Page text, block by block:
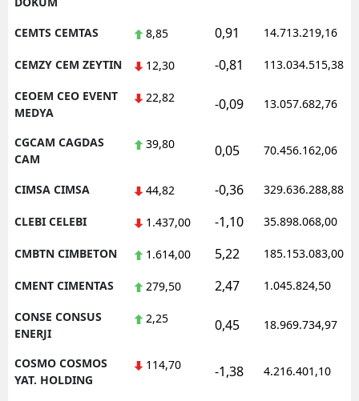
CEMTS CEMTAS 8,85 0,91 14.713.219,16
CEMZY CEM ZEYTIN 12,30 -0,81 113.034.515,38
CEOEM CEO EVENT
MEDYA
22,82 -0,09 13.057.682,76
CGCAM CAGDAS
CAM
39,80 0,05 70.456.162,06
CIMSA CIMSA 44,82 -0,36 329.636.288,88
CLEBI CELEBI 1.437,00 -1,10 35.898.068,00
CMBTN CIMBETON 1.614,00 5,22 185.153.083,00
CMENT CIMENTAS 279,50 2,47 1.045.824,50
CONSE CONSUS
ENERJI
2,25 0,45 18.969.734,97
COSMO COSMOS
YAT. HOLDING
114,70 -1,38 4.216.401,10